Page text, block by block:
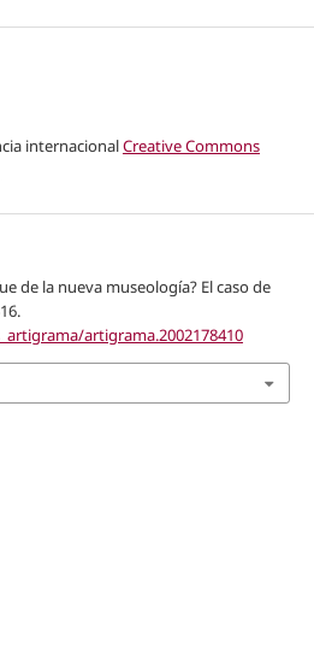
internacionalCreative Commons
de la nueva museología? El caso de
artigrama.2002178410